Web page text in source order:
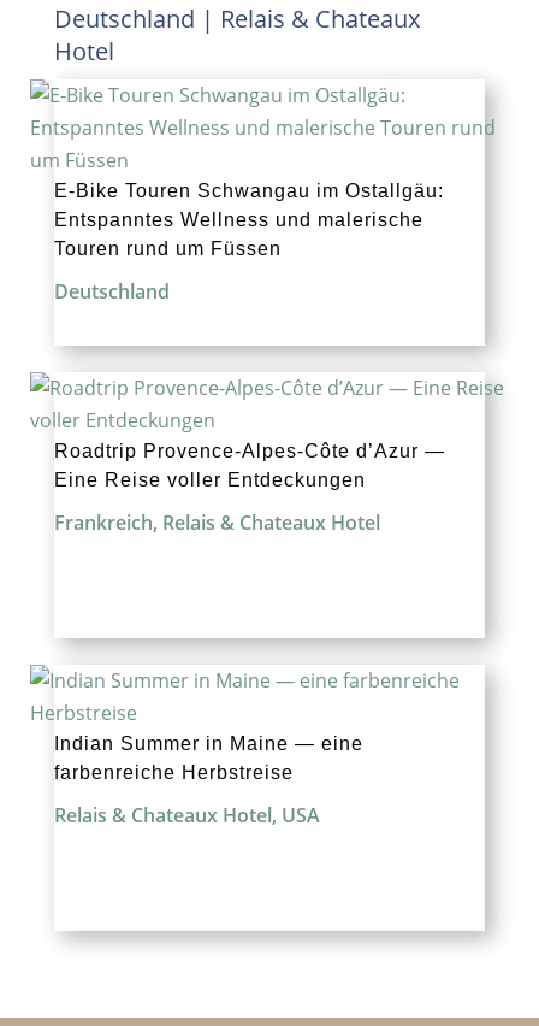
Deutschland | Relais & Chateaux
Hotel
E‑Bike Touren Schwangau im Ostallgäu:
Entspanntes Wellness und malerische
Touren rund um Füssen
Deutschland
Roadtrip Provence-Alpes-Côte d’Azur —
Eine Reise voller Entdeckungen
Frankreich, Relais & Chateaux Hotel
Indian Summer in Maine — eine
farbenreiche Herbstreise
Relais & Chateaux Hotel, USA